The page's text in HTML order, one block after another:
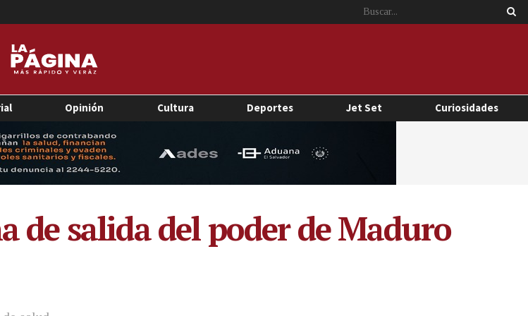
Opinión Cultura Deportes Jet Set Curiosidades
de salida del poder de Maduro